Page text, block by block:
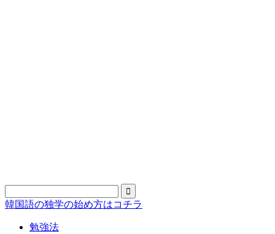
韓国語の独学の始め方はコチラ
勉強法